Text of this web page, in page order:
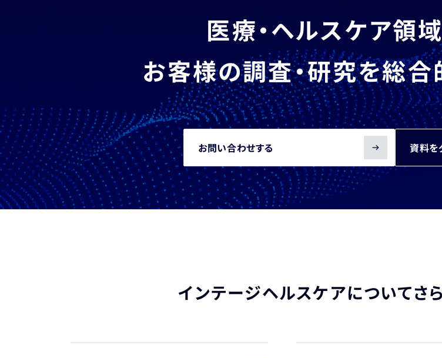
医療・ヘルスケア領
お客様の調査・研究を総
お問い合わせする 資料を
インテージヘルスケアについてさ